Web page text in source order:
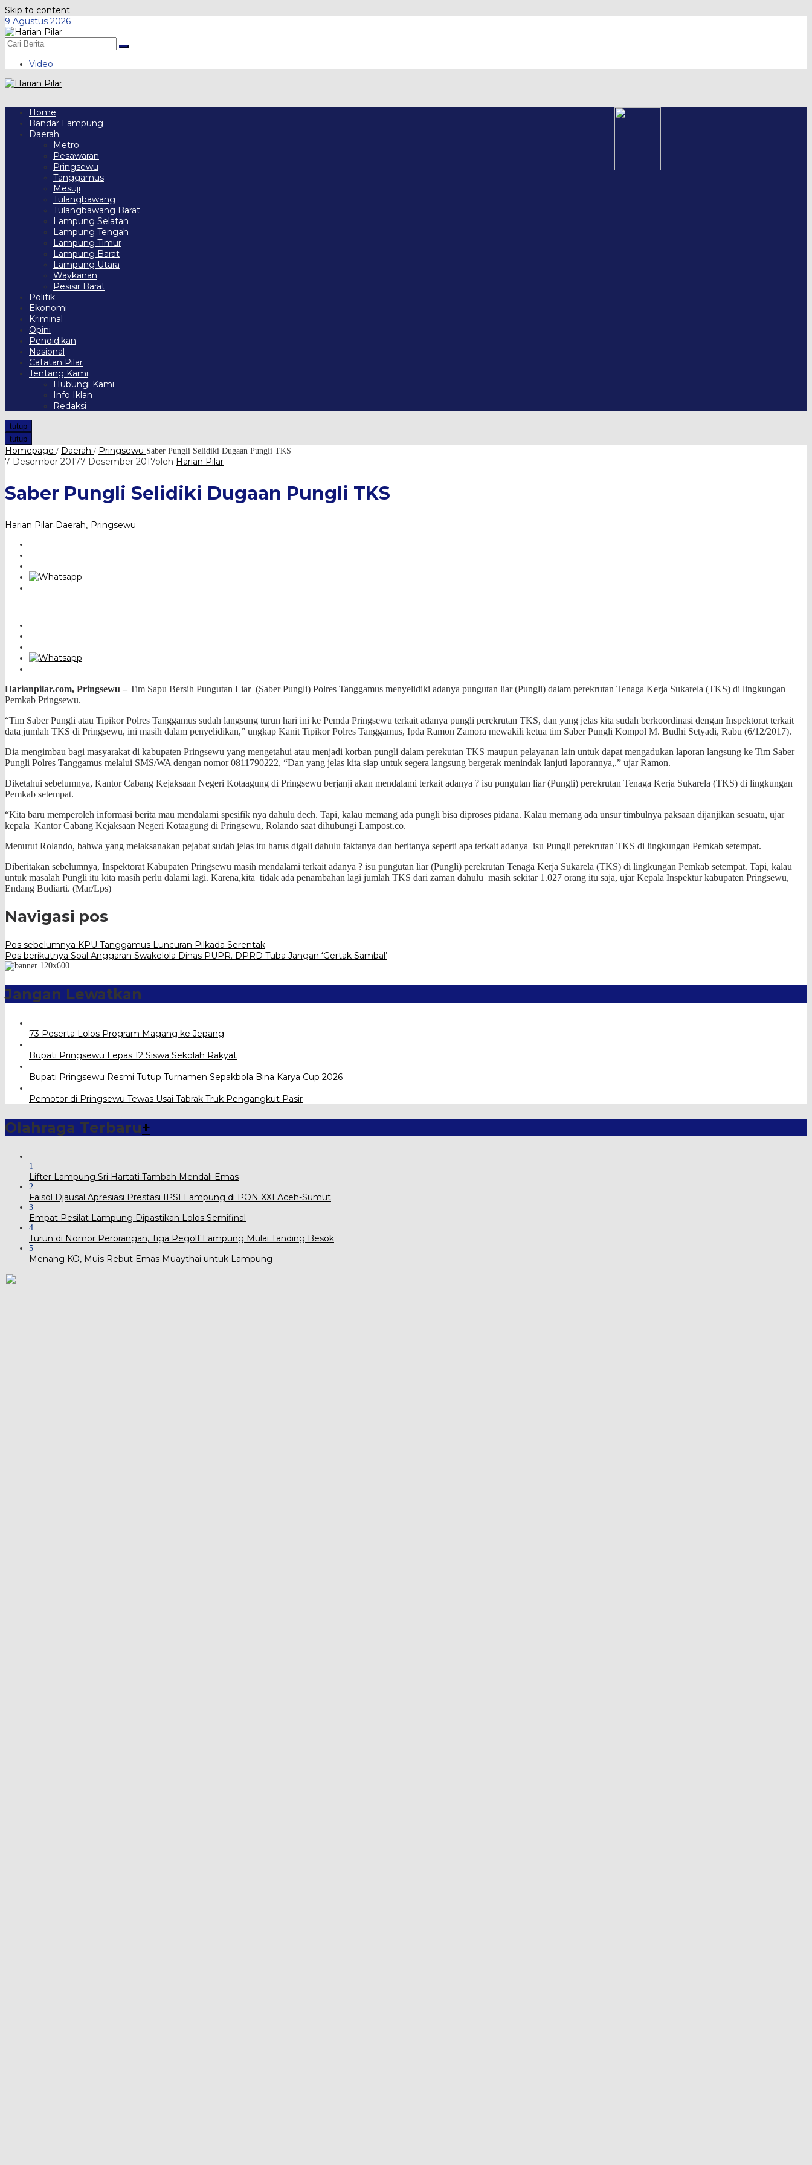
Skip to content
9 Agustus 2026
Video
Home
Bandar Lampung
Daerah
Metro
Pesawaran
Pringsewu
Tanggamus
Mesuji
Tulangbawang
Tulangbawang Barat
Lampung Selatan
Lampung Tengah
Lampung Timur
Lampung Barat
Lampung Utara
Waykanan
Pesisir Barat
Politik
Ekonomi
Kriminal
Opini
Pendidikan
Nasional
Catatan Pilar
Tentang Kami
Hubungi Kami
Info Iklan
Redaksi
tutup
tutup
Homepage / Daerah / Pringsewu Saber Pungli Selidiki Dugaan Pungli TKS
7 Desember 20177 Desember 2017oleh Harian Pilar
Saber Pungli Selidiki Dugaan Pungli TKS
Harian Pilar-Daerah Pringsewu
Harianpilar.com, Pringsewu – Tim Sapu Bersih Pungutan Liar (Saber Pungli) Polres Tanggamus menyelidiki adanya pungutan liar (Pungli) dalam perekrutan Tenaga Kerja Sukarela (TKS) di lingkungan
Pemkab Pringsewu.
“Tim Saber Pungli atau Tipikor Polres Tanggamus sudah langsung turun hari ini ke Pemda Pringsewu terkait adanya pungli perekrutan TKS, dan yang jelas kita sudah berkoordinasi dengan Inspektorat terkait
data jumlah TKS di Pringsewu, ini masih dalam penyelidikan,” ungkap Kanit Tipikor Polres Tanggamus, Ipda Ramon Zamora mewakili ketua tim Saber Pungli Kompol M. Budhi Setyadi, Rabu (6/12/2017).
Dia mengimbau bagi masyarakat di kabupaten Pringsewu yang mengetahui atau menjadi korban pungli dalam perekutan TKS maupun pelayanan lain untuk dapat mengadukan laporan langsung ke Tim Saber
Pungli Polres Tanggamus melalui SMS/WA dengan nomor 0811790222, “Dan yang jelas kita siap untuk segera langsung bergerak menindak lanjuti laporannya,.” ujar Ramon.
Diketahui sebelumnya, Kantor Cabang Kejaksaan Negeri Kotaagung di Pringsewu berjanji akan mendalami terkait adanya ? isu pungutan liar (Pungli) perekrutan Tenaga Kerja Sukarela (TKS) di lingkungan
Pemkab setempat.
“Kita baru memperoleh informasi berita mau mendalami spesifik nya dahulu dech. Tapi, kalau memang ada pungli bisa diproses pidana. Kalau memang ada unsur timbulnya paksaan dijanjikan sesuatu, ujar
kepala Kantor Cabang Kejaksaan Negeri Kotaagung di Pringsewu, Rolando saat dihubungi Lampost.co.
Menurut Rolando, bahwa yang melaksanakan pejabat sudah jelas itu harus digali dahulu faktanya dan beritanya seperti apa terkait adanya isu Pungli perekrutan TKS di lingkungan Pemkab setempat.
Diberitakan sebelumnya, Inspektorat Kabupaten Pringsewu masih mendalami terkait adanya ? isu pungutan liar (Pungli) perekrutan Tenaga Kerja Sukarela (TKS) di lingkungan Pemkab setempat. Tapi, kalau
untuk masalah Pungli itu kita masih perlu dalami lagi. Karena,kita tidak ada penambahan lagi jumlah TKS dari zaman dahulu masih sekitar 1.027 orang itu saja, ujar Kepala Inspektur kabupaten Pringsewu,
Endang Budiarti. (Mar/Lps)
Navigasi pos
Pos sebelumnya KPU Tanggamus Luncuran Pilkada Serentak
Pos berikutnya Soal Anggaran Swakelola Dinas PUPR. DPRD Tuba Jangan ‘Gertak Sambal’
Jangan Lewatkan
73 Peserta Lolos Program Magang ke Jepang
Bupati Pringsewu Lepas 12 Siswa Sekolah Rakyat
Bupati Pringsewu Resmi Tutup Turnamen Sepakbola Bina Karya Cup 2026
Pemotor di Pringsewu Tewas Usai Tabrak Truk Pengangkut Pasir
Olahraga Terbaru+
1
Lifter Lampung Sri Hartati Tambah Mendali Emas
2
Faisol Djausal Apresiasi Prestasi IPSI Lampung di PON XXI Aceh-Sumut
3
Empat Pesilat Lampung Dipastikan Lolos Semifinal
4
Turun di Nomor Perorangan, Tiga Pegolf Lampung Mulai Tanding Besok
5
Menang KO, Muis Rebut Emas Muaythai untuk Lampung